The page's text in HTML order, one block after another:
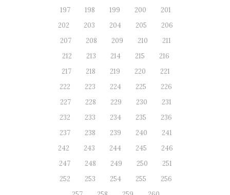
197
198 199 200
201
202
203 204 205
206
207
208 209 210
211
212
213 214 215
216
217
218 219 220
221
222
223 224 225
226
227
228 229 230
231
232
233 234 235
236
237
238 239 240
241
242
243 244 245
246
247
248 249 250
251
252
253 254 255
256